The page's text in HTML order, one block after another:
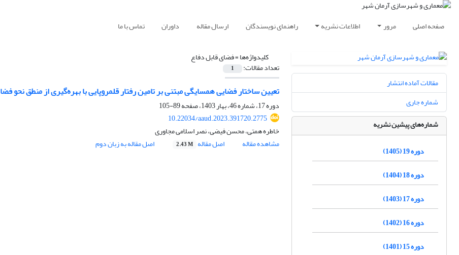
صفحه اصلی مرور اطلاعات نشریه راهنمای نویسندگان ارسال مقاله داوران تماس با ما
کلیدواژه‌ها =فضای قابل دفاع
تعداد مقالات: 1
تعیین ساختار فضایی همسایگی مبتنی بر تامین رفتار قلمروپایی با بهره‌گیری از منطق نحو فضا
دوره 17، شماره 46، بهار 1403، صفحه
89-105
10.22034/aaud.2023.391720.2775
خاطره همتی، محسن فیضی، نصر اسلامی مجاوری
مشاهده مقاله
اصل مقاله 2.43 M اصل مقاله به زبان دوم
مقالات آماده انتشار
شماره جاری
شماره‌های پیشین نشریه
دوره 19 (1405)
دوره 18 (1404)
دوره 17 (1403)
دوره 16 (1402)
دوره 15 (1401)